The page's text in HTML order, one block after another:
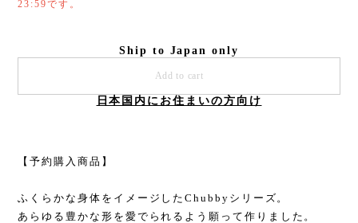
23:59です。
Ship to Japan only
Add to cart
日本国内にお住まいの方向け
【予約購入商品】
ふくらかな身体をイメージしたChubbyシリーズ。
あらゆる豊かな形を愛でられるよう願って作りました。